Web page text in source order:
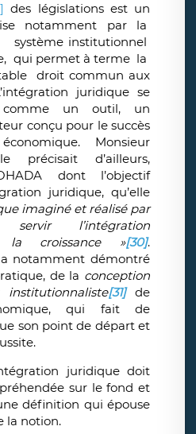
des législations est un
notamment par la
système institutionnel
qui permet à terme la
droit commun aux
juridique se
comme un outil, un
conçu pour le succès
Monsieur
précisait d’ailleurs,
dont l’objectif
juridique, qu’elle
imaginé et réalisé par
l’intégration
la croissance »[30].
a notamment démontré
de la conception
[31]de
qui fait de
son point de départ et
juridique doit
sur le fond et
définition qui épouse
la notion.